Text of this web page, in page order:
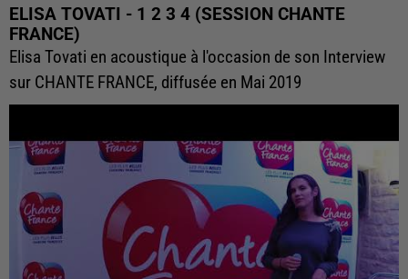
ELISA TOVATI - 1 2 3 4 (SESSION CHANTE
FRANCE)
Elisa Tovati en acoustique à l'occasion de son Interview
sur CHANTE FRANCE, diffusée en Mai 2019